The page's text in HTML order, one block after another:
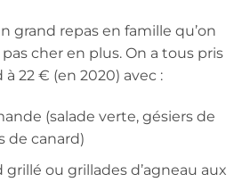
grand repas en famille qu’on
pas cher en plus. On a tous pris
22 € (en 2020) avec :
(salade verte, gésiers de
de canard)
ou grillades d’agneau aux